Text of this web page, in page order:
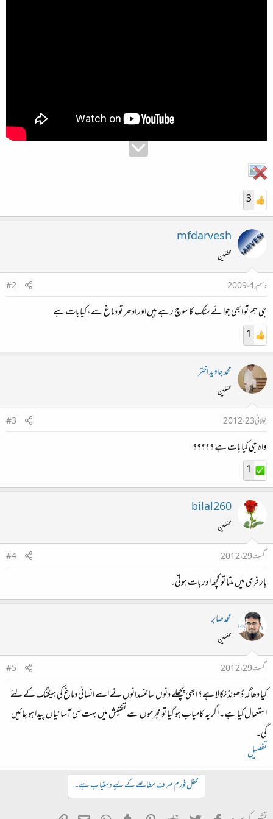
3
mfdarvesh
محفلین
دسمبر 4، 2009
#2
جی ہم تو ابھی جوائے سٹک کا سوچ رہے ہیں اور ادھر تو دماغ سے، کیا بات ہے
1
محمد جاوید اختر
محفلین
جولائی 23، 2012
#3
واہ جی کیا بات ہے ؟؟؟؟؟
1
bilal260
محفلین
اگست 29، 2012
#4
یار فری میں ملتا تو کچھ اور بات ہوتی۔
محمدصابر
محفلین
اگست 29، 2012
#5
کیا دھاگہ ڈھونڈ نکالا ہے؟ ابھی پچھلے دنوں سائنسدانوں نے اسے انسانی دماغ کی ہیکنگ کے لئے
استعمال کیا ہے۔ اگر یہ کامیاب ہو گیا تو مجرموں سے تفتیش میں بہت سی آسانیاں پیدا ہو جائیں
گی۔
تفصیل
محفل فورم صرف مطالعے کے لیے دستیاب ہے۔